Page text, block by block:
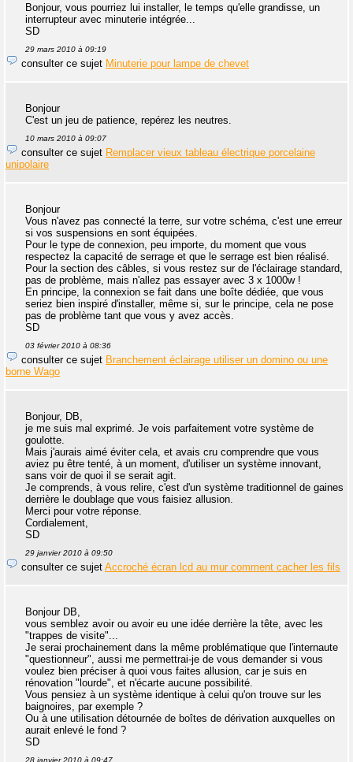
Bonjour, vous pourriez lui installer, le temps qu'elle grandisse, un
interrupteur avec minuterie intégrée...
SD
29 mars 2010 à 09:19
consulter ce sujet Minuterie pour lampe de chevet
Bonjour
C'est un jeu de patience, repérez les neutres.
10 mars 2010 à 09:07
consulter ce sujet Remplacer vieux tableau électrique porcelaine
unipolaire
Bonjour
Vous n'avez pas connecté la terre, sur votre schéma, c'est une erreur
si vos suspensions en sont équipées.
Pour le type de connexion, peu importe, du moment que vous
respectez la capacité de serrage et que le serrage est bien réalisé.
Pour la section des câbles, si vous restez sur de l'éclairage standard,
pas de problème, mais n'allez pas essayer avec 3 x 1000w !
En principe, la connexion se fait dans une boîte dédiée, que vous
seriez bien inspiré d'installer, même si, sur le principe, cela ne pose
pas de problème tant que vous y avez accès.
SD
03 février 2010 à 08:36
consulter ce sujet Branchement éclairage utiliser un domino ou une
borne Wago
Bonjour, DB,
je me suis mal exprimé. Je vois parfaitement votre système de
goulotte.
Mais j'aurais aimé éviter cela, et avais cru comprendre que vous
aviez pu être tenté, à un moment, d'utiliser un système innovant,
sans voir de quoi il se serait agit.
Je comprends, à vous relire, c'est d'un système traditionnel de gaines
derrière le doublage que vous faisiez allusion.
Merci pour votre réponse.
Cordialement,
SD
29 janvier 2010 à 09:50
consulter ce sujet Accroché écran lcd au mur comment cacher les fils
Bonjour DB,
vous semblez avoir ou avoir eu une idée derrière la tête, avec les
"trappes de visite"...
Je serai prochainement dans la même problématique que l'internaute
"questionneur", aussi me permettrai-je de vous demander si vous
voulez bien préciser à quoi vous faites allusion, car je suis en
rénovation "lourde", et n'écarte aucune possibilité.
Vous pensiez à un système identique à celui qu'on trouve sur les
baignoires, par exemple ?
Ou à une utilisation détournée de boîtes de dérivation auxquelles on
aurait enlevé le fond ?
SD
28 janvier 2010 à 09:47